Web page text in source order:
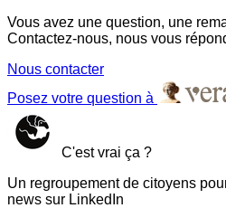
Vous avez une question, une
Contactez-nous, nous vous
Nous contacter
Posez votre question à
C'est vrai ça ?
Un regroupement de citoyens
news sur LinkedIn